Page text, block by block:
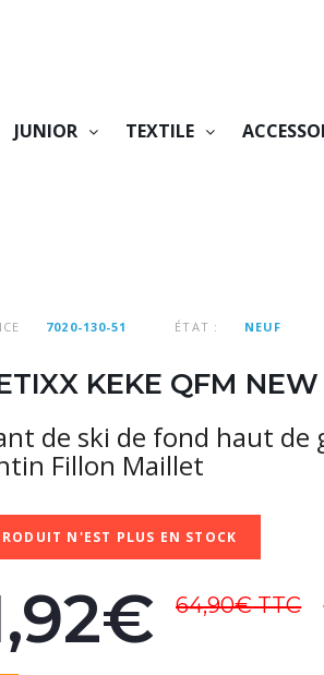
JUNIOR TEXTILE
7020-130-51 ÉTAT : NEUF
KEKE QFM NEW
de ski de fond haut de
Fillon Maillet
N'EST PLUS EN STOCK
64,90€TTC